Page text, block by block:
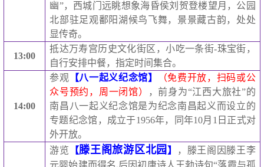
幽”，西城门远眺想象海昏侯刘贺登楼望月，公园
北部驻足观鄱阳湖候鸟飞舞，景景藏古韵，处处
显传奇。
13:00
抵达万寿宫历史文化街区，小吃一条街-珠宝街，
自行安排中餐，指定时间集合。
14:00
参观 【八一起义纪念馆】
（免费开放，扫码或公
众号预约，周一闭馆）
，前身为“江西大旅社”的
南昌八一起义纪念馆是为纪念南昌起义而设立的
专题纪念馆，成立于1956年，同年10月 1 日正式对
外开放。
游览 【滕王阁旅游区北园 】
，滕王阁因滕王李
元婴始建而得名,后因初唐诗人王勃诗句“落霞与孤